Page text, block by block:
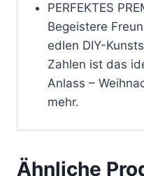
PERFEKTES
Begeistere
edlen DIY-
Zahlen ist das
Anlass –
mehr.
Ähnliche